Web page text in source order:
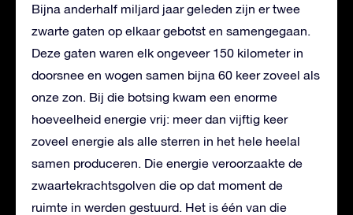
Bijna anderhalf miljard jaar geleden zijn er twee
zwarte gaten op elkaar gebotst en samengegaan.
Deze gaten waren elk ongeveer 150 kilometer in
doorsnee en wogen samen bijna 60 keer zoveel als
onze zon. Bij die botsing kwam een enorme
hoeveelheid energie vrij: meer dan vijftig keer
zoveel energie als alle sterren in het hele heelal
samen produceren. Die energie veroorzaakte de
zwaartekrachtsgolven die op dat moment de
ruimte in werden gestuurd. Het is één van die